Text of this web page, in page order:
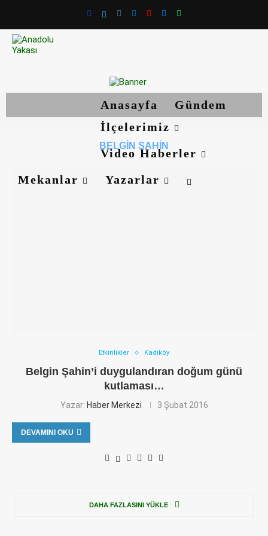
Anasayfa
Gündem
İlçelerimiz
Video Haberler
Mekanlar
Yazarlar
BELGIN ŞAHIN
Etkinlikler Kadıköy
Belgin Şahin’i duygulandıran doğum günü
kutlaması…
Yazar: Haber Merkezi 3 Şubat 2016
DEVAMINI OKU
DAHA FAZLASINI YÜKLE